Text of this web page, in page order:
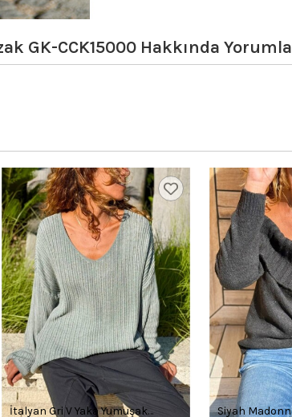
GK-CCK15000 Hakkında
İtalyan Gri V Yaka Yumuşak
Siyah